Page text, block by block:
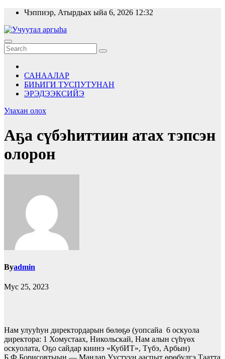
Skip
content
Чэппиэр, Атырдьах ыйа 6, 2026 12:32
САНААЛАР
БИҺИГИ ТУСПУТУНАН
ЭРЭДЭЭКСИЙЭ
Улахан олох
Аҕа сүбэhиттиин атах тэпсэн
олорон
Byadmin
Мус 25, 2023
Нам улууhун директордарын бөлөҕө (уопсайа 6 оскуола
директора: 1 Хомустаах, Никольскай, Нам алын сүһүөх
оскуолата, Оҕо сайдар киинэ «КубИТ», Түбэ, Арбын)